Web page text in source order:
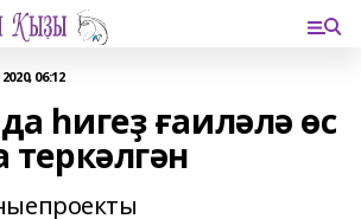
06:12
һигеҙ ғаиләлә өс
теркәлгән